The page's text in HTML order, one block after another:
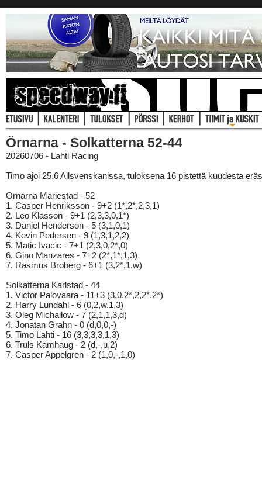
Örnarna - Solkatterna 52-44
20260706 - Lahti Racing
Timo ajoi 25.6 Allsvenskanissa, tuloksena 16 pistettä kuudesta
Ornarna Mariestad - 52
1. Casper Henriksson - 9+2 (1*,2*,2,3,1)
2. Leo Klasson - 9+1 (2,3,3,0,1*)
3. Daniel Henderson - 5 (3,1,0,1)
4. Kevin Pedersen - 9 (1,3,1,2,2)
5. Matic Ivacic - 7+1 (2,3,0,2*,0)
6. Gino Manzares - 7+2 (2*,1*,1,3)
7. Rasmus Broberg - 6+1 (3,2*,1,w)
Solkatterna Karlstad - 44
1. Victor Palovaara - 11+3 (3,0,2*,2,2*,2*)
2. Harry Lundahl - 6 (0,2,w,1,3)
3. Oleg Michaiłow - 7 (2,1,1,3,d)
4. Jonatan Grahn - 0 (d,0,0,-)
5. Timo Lahti - 16 (3,3,3,3,1,3)
6. Truls Kamhaug - 2 (d,-,u,2)
7. Casper Appelgren - 2 (1,0,-,1,0)